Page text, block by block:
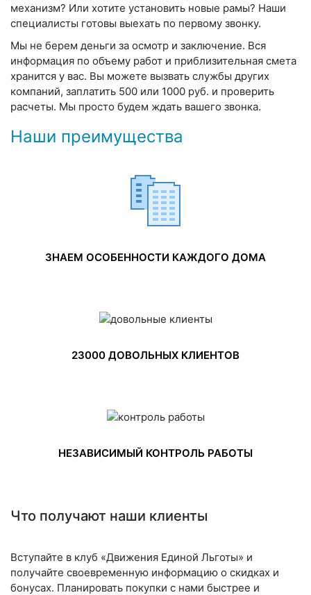
механизм? Или хотите установить новые рамы? Наши
специалисты готовы выехать по первому звонку.
Мы не берем деньги за осмотр и заключение. Вся
информация по объему работ и приблизительная смета
хранится у вас. Вы можете вызвать службы других
компаний, заплатить 500 или 1000 руб. и проверить
расчеты. Мы просто будем ждать вашего звонка.
Наши преимущества
ЗНАЕМ ОСОБЕННОСТИ КАЖДОГО ДОМА
23000 ДОВОЛЬНЫХ КЛИЕНТОВ
НЕЗАВИСИМЫЙ КОНТРОЛЬ РАБОТЫ
Что получают наши клиенты
Вступайте в клуб «Движения Единой Льготы» и
получайте своевременную информацию о скидках и
бонусах. Планировать покупки с нами быстрее и